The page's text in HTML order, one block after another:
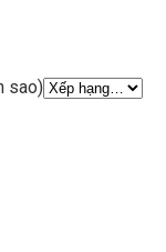
sao)